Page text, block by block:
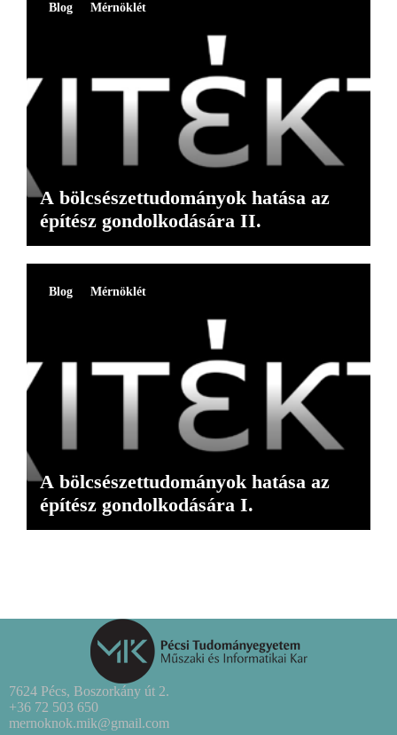
Blog Mérnöklét
A bölcsészettudományok hatása az
építész gondolkodására II.
Blog Mérnöklét
A bölcsészettudományok hatása az
építész gondolkodására I.
7624 Pécs, Boszorkány út 2.
+36 72 503 650
mernoknok.mik@gmail.com